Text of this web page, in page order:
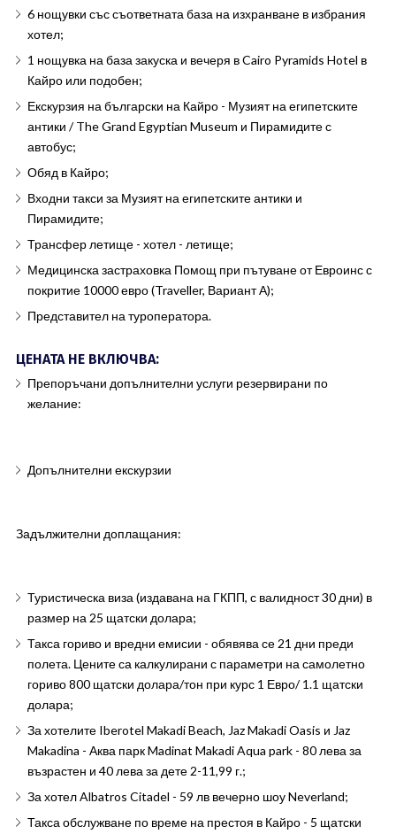
6 нощувки със съответната база на изхранване в избрания
хотел;
1 нощувка на база закуска и вечеря в Cairo Pyramids Hotel в
Кайро или подобен;
Екскурзия на български на Кайро - Музият на египетските
антики / The Grand Egyptian Museum и Пирамидите с
автобус;
Обяд в Кайро;
Входни такси за Музият на египетските антики и
Пирамидите;
Трансфер летище - хотел - летище;
Медицинска застраховка Помощ при пътуване от Евроинс с
покритие 10000 евро (Traveller, Вариант А);
Представител на туроператора.
ЦЕНАТА НЕ ВКЛЮЧВА:
Препоръчани допълнителни услуги резервирани по
желание:
Допълнителни екскурзии
Задължителни доплащания:
Туристическа виза (издавана на ГКПП, с валидност 30 дни) в
размер на 25 щатски долара;
Такса гориво и вредни емисии - обявява се 21 дни преди
полета. Цените са калкулирани с параметри на самолетно
гориво 800 щатски долара/тон при курс 1 Евро/ 1.1 щатски
долара;
За хотелите Iberotel Makadi Beach, Jaz Makadi Oasis и Jaz
Makadina - Аква парк Madinat Makadi Aqua park - 80 лева за
възрастен и 40 лева за дете 2-11,99 г.;
За хотел Albatros Citadel - 59 лв вечерно шоу Neverland;
Такса обслужване по време на престоя в Кайро - 5 щатски